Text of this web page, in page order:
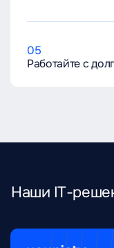
05
Работайте с
Наши IT-